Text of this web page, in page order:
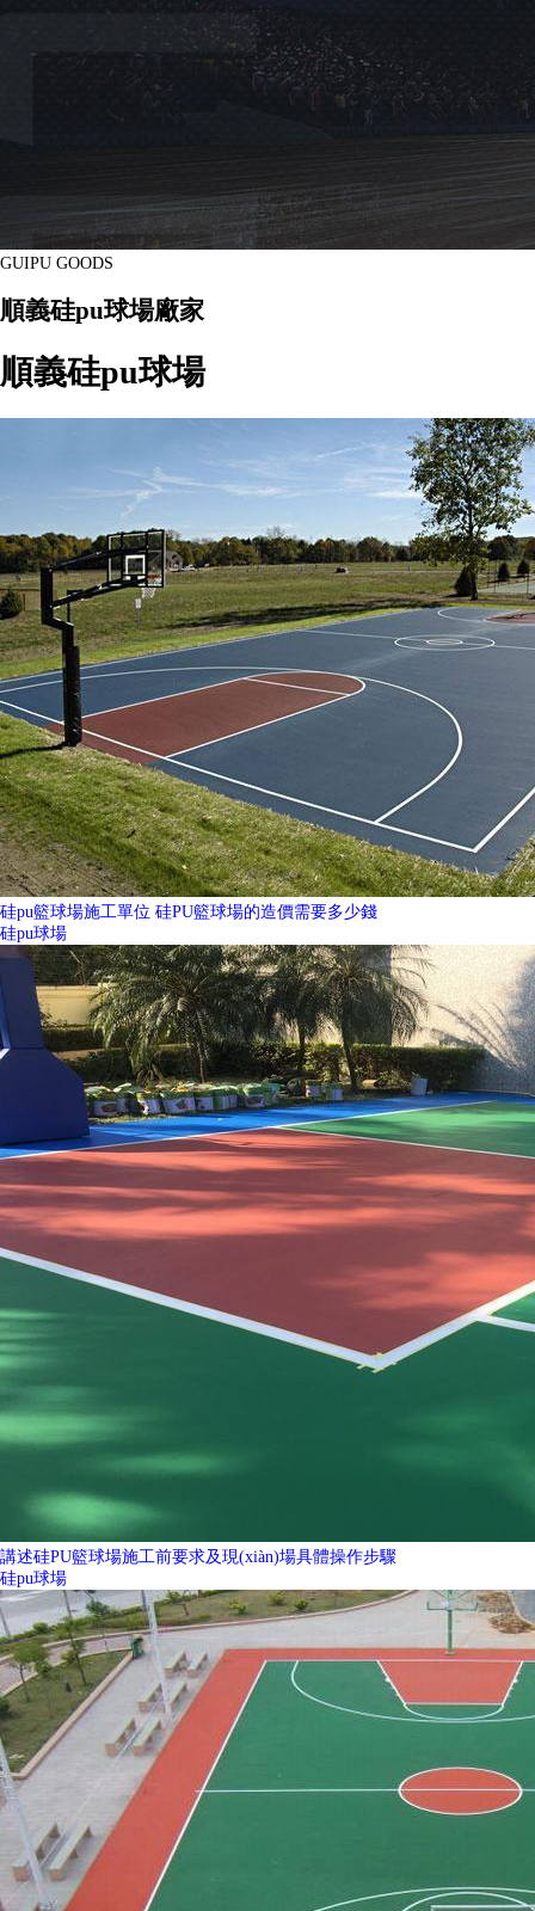
GUIPU GOODS
順義硅pu球場廠家
順義硅pu球場
硅pu籃球場施工單位 硅PU籃球場的造價需要多少錢
硅pu球場
講述硅PU籃球場施工前要求及現(xiàn)場具體操作步驟
硅pu球場